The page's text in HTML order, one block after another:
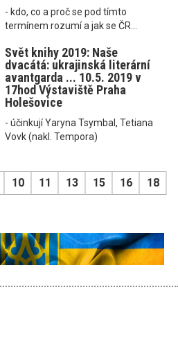
- kdo, co a proč se pod tímto
termínem rozumí a jak se ČR...
Svět knihy 2019: Naše
dvacátá: ukrajinská literární
avantgarda ... 10.5. 2019 v
17hod Výstaviště Praha
Holešovice
- účinkují Yaryna Tsymbal, Tetiana
Vovk (nakl. Tempora)
10 11 13 15 16 18